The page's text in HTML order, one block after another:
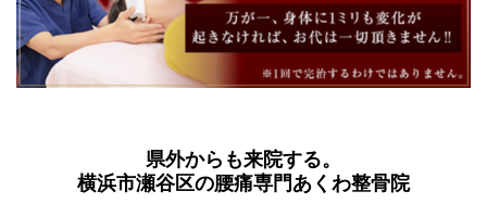
県外からも来院する。
横浜市瀬谷区の腰痛専門あくわ整骨院